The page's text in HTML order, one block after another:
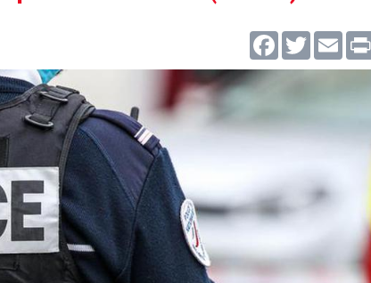
FacebookTwitter Email